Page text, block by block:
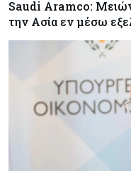
Saudi Aramco:
την Ασία εν μέσω